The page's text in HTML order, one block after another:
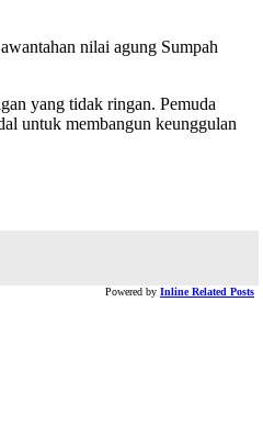
nilai agung Sumpah
yang tidak ringan. Pemuda
untuk membangun keunggulan
Powered by Inline Related Posts